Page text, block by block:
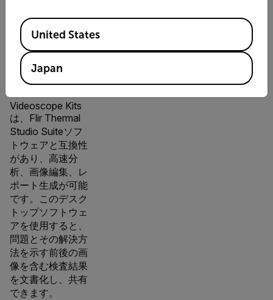
タの解析、
編集、レポ
ート
Videoscope Kits
は、Flir Thermal
Studio Suiteソフ
トウェアと互換性
があり、高速分
析、画像編集、レ
ポート生成が可能
です。このデスク
トップソフトウェ
アを使用すると、
問題とその解決方
法を示す前後の画
像を含む検査結果
を文書化し、共有
できます。
Available Locations
United States
Japan